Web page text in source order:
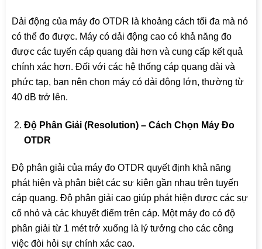
Dải động của máy đo OTDR là khoảng cách tối đa mà nó
có thể đo được. Máy có dải động cao có khả năng đo
được các tuyến cáp quang dài hơn và cung cấp kết quả
chính xác hơn. Đối với các hệ thống cáp quang dài và
phức tạp, bạn nên chọn máy có dải động lớn, thường từ
40 dB trở lên.
Độ Phân Giải (Resolution) – Cách Chọn Máy Đo
OTDR
Độ phân giải của máy đo OTDR quyết định khả năng
phát hiện và phân biệt các sự kiện gần nhau trên tuyến
cáp quang. Độ phân giải cao giúp phát hiện được các sự
cố nhỏ và các khuyết điểm trên cáp. Một máy đo có độ
phân giải từ 1 mét trở xuống là lý tưởng cho các công
việc đòi hỏi sự chính xác cao.